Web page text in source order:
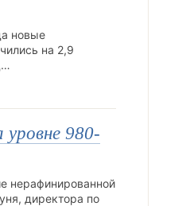
новые
на 2,9
980-
нерафинированной
директора по